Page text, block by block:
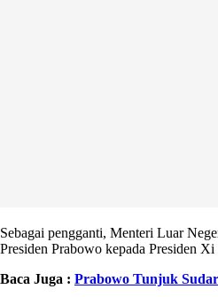
Sebagai pengganti, Menteri Luar
Presiden Prabowo kepada Presiden
Baca Juga : Prabowo Tunjuk